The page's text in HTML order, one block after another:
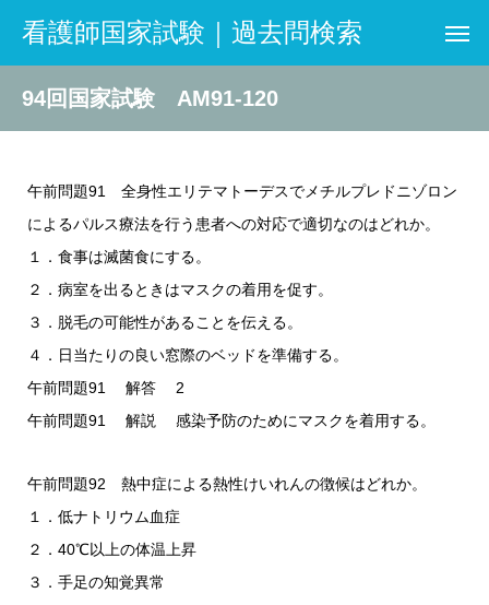
看護師国家試験｜過去問検索
94回国家試験 AM91-120
午前問題91 全身性エリテマトーデスでメチルプレドニゾロン
によるパルス療法を行う患者への対応で適切なのはどれか。
１．食事は滅菌食にする。
２．病室を出るときはマスクの着用を促す。
３．脱毛の可能性があることを伝える。
４．日当たりの良い窓際のベッドを準備する。
午前問題91 解答 2
午前問題91 解説 感染予防のためにマスクを着用する。
午前問題92 熱中症による熱性けいれんの徴候はどれか。
１．低ナトリウム血症
２．40℃以上の体温上昇
３．手足の知覚異常